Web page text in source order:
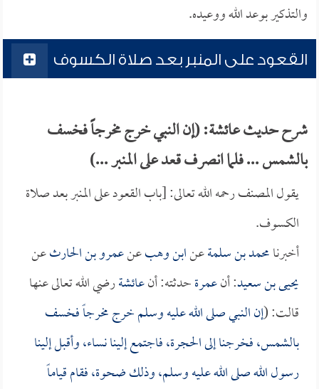
والتذكير بوعد الله ووعيده.
القعود على المنبر بعد صلاة الكسوف
شرح حديث عائشة: (إن النبي خرج مخرجاً فخسف
بالشمس ... فلما انصرف قعد على المنبر ...)
يقول المصنف رحمه الله تعالى: [باب القعود على المنبر بعد صلاة
الكسوف.
أخبرنامحمد بن سلمةعنابن وهبعنعمرو بن الحارثعن
يحيى بن سعيد: أنعمرةحدثته: أنعائشةرضي الله تعالى عنها
قالت: (إن النبي صلى الله عليه وسلم خرج مخرجاً فخسف
بالشمس، فخرجنا إلى الحجرة، فاجتمع إلينا نساء، وأقبل إلينا
رسول الله صلى الله عليه وسلم، وذلك ضحوة، فقام قياماً